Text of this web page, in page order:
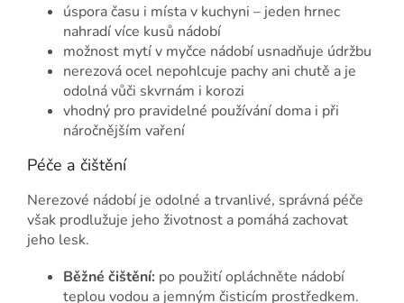
úspora času i místa v kuchyni – jeden hrnec
nahradí více kusů nádobí
možnost mytí v myčce nádobí usnadňuje údržbu
nerezová ocel nepohlcuje pachy ani chutě a je
odolná vůči skvrnám i korozi
vhodný pro pravidelné používání doma i při
náročnějším vaření
Péče a čištění
Nerezové nádobí je odolné a trvanlivé, správná péče
však prodlužuje jeho životnost a pomáhá zachovat
jeho lesk.
Běžné čištění: po použití opláchněte nádobí
teplou vodou a jemným čisticím prostředkem.